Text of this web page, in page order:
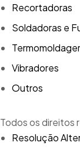
Recortadoras
Soldadoras e
Vibradores
Outros
Todos os direitos
Resolução